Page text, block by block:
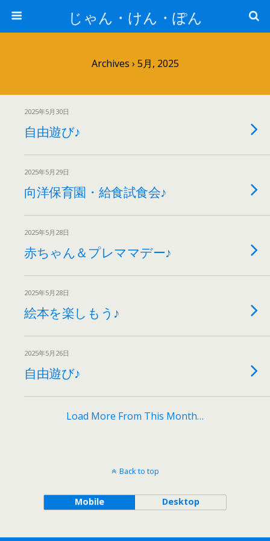
じゃん・けん・ぽん
Archives › 5月, 2025
2025年5月30日
自由遊び♪
2025年5月29日
向洋保育園・給食試食会♪
2025年5月28日
赤ちゃん＆プレママデー♪
2025年5月28日
絵本を楽しもう♪
2025年5月26日
自由遊び♪
Load More From This Month…
Back to top
Mobile Desktop